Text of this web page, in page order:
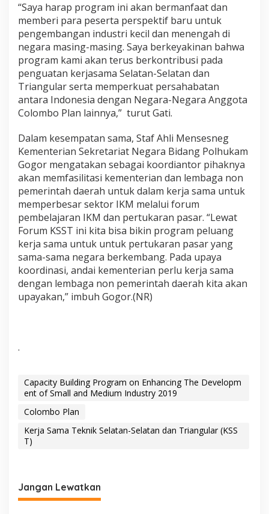
“Saya harap program ini akan bermanfaat dan
memberi para peserta perspektif baru untuk
pengembangan industri kecil dan menengah di
negara masing-masing. Saya berkeyakinan bahwa
program kami akan terus berkontribusi pada
penguatan kerjasama Selatan-Selatan dan
Triangular serta memperkuat persahabatan
antara Indonesia dengan Negara-Negara Anggota
Colombo Plan lainnya,” turut Gati.
Dalam kesempatan sama, Staf Ahli Mensesneg
Kementerian Sekretariat Negara Bidang Polhukam
Gogor mengatakan sebagai koordiantor pihaknya
akan memfasilitasi kementerian dan lembaga non
pemerintah daerah untuk dalam kerja sama untuk
memperbesar sektor IKM melalui forum
pembelajaran IKM dan pertukaran pasar. “Lewat
Forum KSST ini kita bisa bikin program peluang
kerja sama untuk untuk pertukaran pasar yang
sama-sama negara berkembang. Pada upaya
koordinasi, andai kementerian perlu kerja sama
dengan lembaga non pemerintah daerah kita akan
upayakan,” imbuh Gogor.(NR)
.
Capacity Building Program on Enhancing The Developm
ent of Small and Medium Industry 2019
Colombo Plan
Kerja Sama Teknik Selatan-Selatan dan Triangular (KSS
T)
Jangan Lewatkan